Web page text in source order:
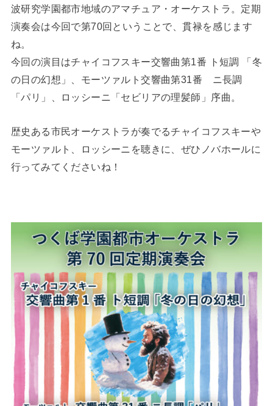
波研究学園都市地域のアマチュア・オーケストラ。定期
演奏会は今回で第70回ということで、貫禄を感じます
ね。
今回の演目はチャイコフスキー交響曲第1番 ト短調 「冬
の日の幻想」、モーツァルト交響曲第31番 ニ長調
「パリ」、ロッシーニ「セビリアの理髪師」序曲。
歴史ある市民オーケストラが奏でるチャイコフスキーや
モーツァルト、ロッシーニを聴きに、ぜひノバホールに
行ってみてくださいね！